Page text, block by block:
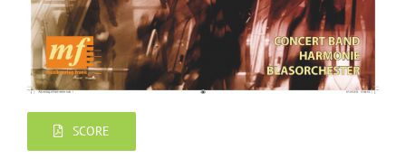
SCORE